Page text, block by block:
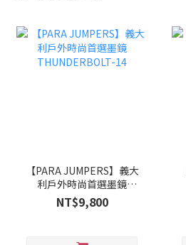
【PARA JUMPERS】義大
利戶外時尚首選墨鏡
THUNDERBOLT-14
NT$9,800